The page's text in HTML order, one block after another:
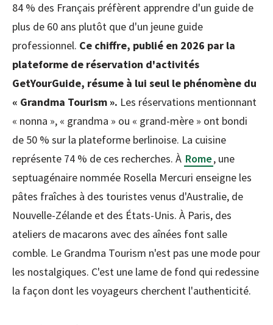
84 % des Français préfèrent apprendre d'un guide de
plus de 60 ans plutôt que d'un jeune guide
professionnel. Ce chiffre, publié en 2026 par la
plateforme de réservation d'activités
GetYourGuide, résume à lui seul le phénomène du
« Grandma Tourism ». Les réservations mentionnant
« nonna », « grandma » ou « grand-mère » ont bondi
de 50 % sur la plateforme berlinoise. La cuisine
représente 74 % de ces recherches. À Rome, une
septuagénaire nommée Rosella Mercuri enseigne les
pâtes fraîches à des touristes venus d'Australie, de
Nouvelle-Zélande et des États-Unis. À Paris, des
ateliers de macarons avec des aînées font salle
comble. Le Grandma Tourism n'est pas une mode pour
les nostalgiques. C'est une lame de fond qui redessine
la façon dont les voyageurs cherchent l'authenticité.